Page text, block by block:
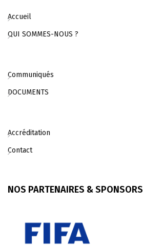
Accueil
QUI SOMMES-NOUS ?
Communiqués
DOCUMENTS
Accréditation
Contact
NOS PARTENAIRES & SPONSORS